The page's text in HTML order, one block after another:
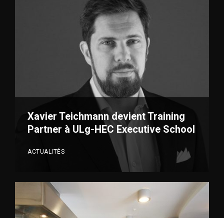
VOIR PLUS
Xavier Teichmann devient Training
Partner à ULg-HEC Executive School
ACTUALITÉS